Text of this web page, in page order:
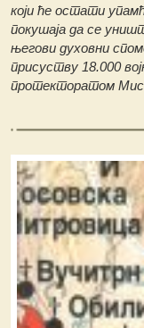
који ће остати
покушаја да се
његови духовни
присуству 18.000
протекторатом